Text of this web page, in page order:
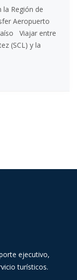
la Región de
Aeropuerto
Viajar entre
(SCL) y la
ejecutivo,
turísticos.